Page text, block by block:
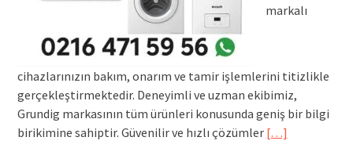
markalı
cihazlarınızın bakım, onarım ve tamir işlemlerini titizlikle
gerçekleştirmektedir. Deneyimli ve uzman ekibimiz,
Grundig markasının tüm ürünleri konusunda geniş bir bilgi
birikimine sahiptir. Güvenilir ve hızlı çözümler […]